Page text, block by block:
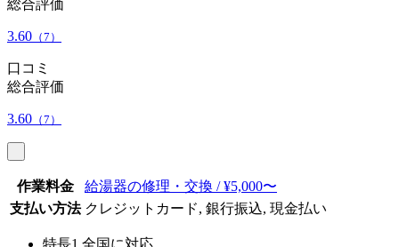
総合評価
3.60 （7）
口コミ
総合評価
3.60 （7）
作業料金
給湯器の修理・交換 / ¥5,000〜
支払い方法 クレジットカード, 銀行振込, 現金払い
特長1 全国に対応